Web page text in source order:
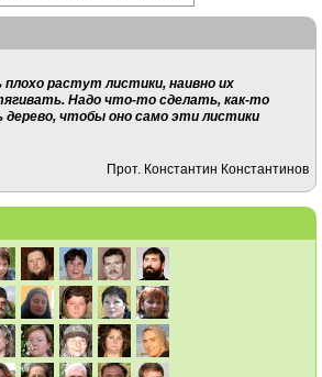
плохо растут листики, наивно их
Надо что-то сделать, как-то
чтобы оно само эти листики
Прот. Константин Константинов